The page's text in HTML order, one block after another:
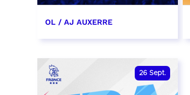
OL / AJ AUXERRE
RÉSERVER
26 Sept.